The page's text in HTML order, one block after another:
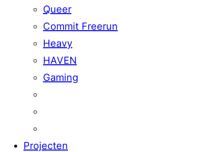
Queer
Commit Freerun
Heavy
HAVEN
Gaming
Projecten